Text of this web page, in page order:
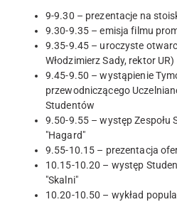
9-9.30 – prezentacje na
9.30-9.35 – emisja filmu
9.35-9.45 – uroczyste
Włodzimierz Sady, rektor UR)
9.45-9.50 – wystąpienie
przewodniczącego
Studentów
9.50-9.55 – występ Zespołu
"Hagard"
9.55-10.15 – prezentacja
10.15-10.20 – występ
"Skalni"
10.20-10.50 – wykład